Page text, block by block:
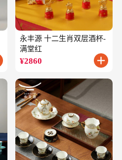
永丰源 十二生肖双层酒杯-
满堂红
¥2860